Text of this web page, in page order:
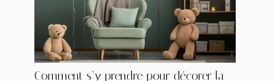
Comment s’y prendre pour décorer la